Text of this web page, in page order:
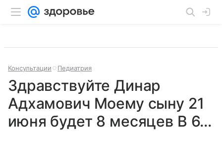
Консультации Педиатрия
Здравствуйте Динар
Адхамович Моему сыну 21
июня будет 8 месяцев В 6...